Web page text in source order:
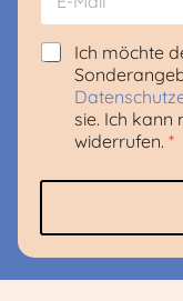
M
a
D
Z
t
i
m
D
Z
t
i
m
Ich möchte
sie. Ich kann
widerrufen. *